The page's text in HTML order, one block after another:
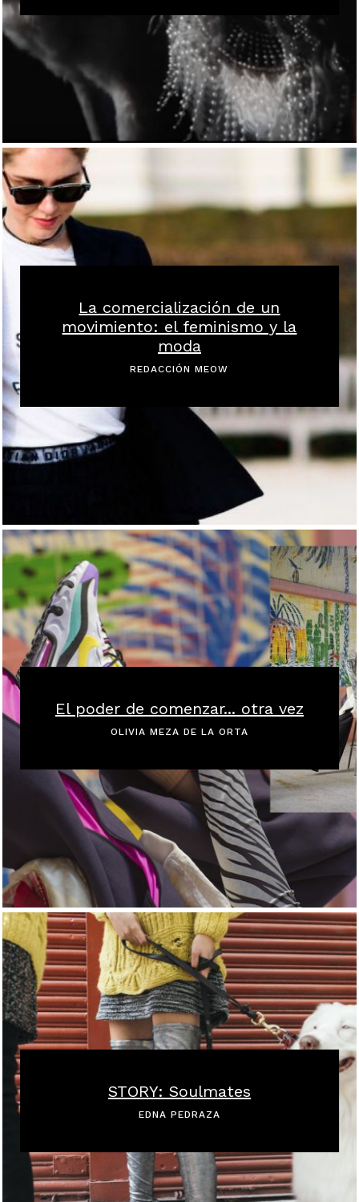
La comercialización de un
movimiento: el feminismo y la
moda
REDACCIÓN MEOW
El poder de comenzar... otra vez
OLIVIA MEZA DE LA ORTA
STORY: Soulmates
EDNA PEDRAZA